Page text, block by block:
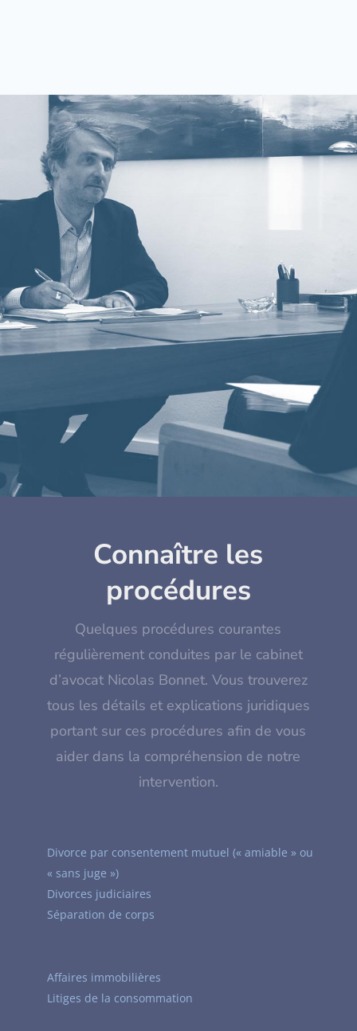
"Je jure, comme Avocat,
d'exercer mes fonctions
avec dignité, conscience,
indépendance, probité et
humanité"
Ce serment que prête tout
avocat avant d’exercer sa
profession
constitue le fondement de sa
déontologie
Connaître les
procédures
Quelques procédures courantes
régulièrement conduites par le cabinet
d’avocat Nicolas Bonnet. Vous trouverez
tous les détails et explications juridiques
portant sur ces procédures afin de vous
aider dans la compréhension de notre
intervention.
Divorce par consentement mutuel (« amiable » ou
« sans juge »)
Divorces judiciaires
Séparation de corps
Affaires immobilières
Litiges de la consommation